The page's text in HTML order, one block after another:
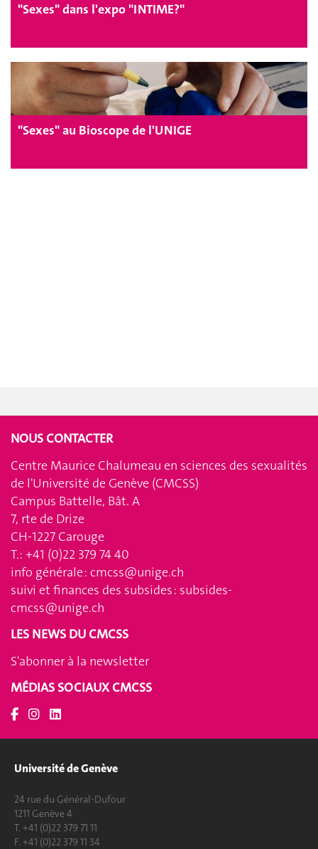
"Sexes" dans l'expo "INTIME?"
"Sexes" au Bioscope de l'UNIGE
NOUS CONTACTER
Centre Maurice Chalumeau en sciences des sexualités
de l'Université de Genève (CMCSS)
Campus Battelle, Bât. A
7, rte de Drize
CH-1227 Carouge
T.: +41 (0)22 379 74 40
info générale : cmcss@unige.ch
suivi et finances des subsides : subsides-
cmcss@unige.ch
LES NEWS DU CMCSS
S'abonner à la newsletter
MÉDIAS SOCIAUX CMCSS
Université de Genève
24 rue du Général-Dufour
1211 Genève 4
T. +41 (0)22 379 71 11
F. +41 (0)22 379 11 34